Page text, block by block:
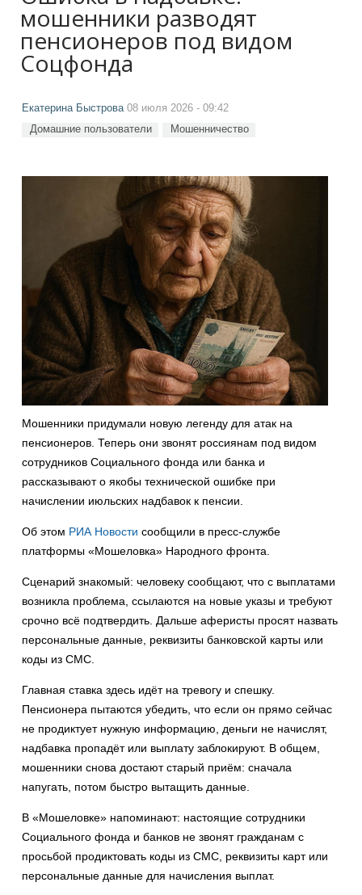
мошенники разводят
пенсионеров под видом
Соцфонда
Екатерина Быстрова08 июля 2026 - 09:42
Домашние пользователи Мошенничество
Мошенники придумали новую легенду для атак на
пенсионеров. Теперь они звонят россиянам под видом
сотрудников Социального фонда или банка и
рассказывают о якобы технической ошибке при
начислении июльских надбавок к пенсии.
Об этом РИА Новости сообщили в пресс-службе
платформы «Мошеловка» Народного фронта.
Сценарий знакомый: человеку сообщают, что с выплатами
возникла проблема, ссылаются на новые указы и требуют
срочно всё подтвердить. Дальше аферисты просят назвать
персональные данные, реквизиты банковской карты или
коды из СМС.
Главная ставка здесь идёт на тревогу и спешку.
Пенсионера пытаются убедить, что если он прямо сейчас
не продиктует нужную информацию, деньги не начислят,
надбавка пропадёт или выплату заблокируют. В общем,
мошенники снова достают старый приём: сначала
напугать, потом быстро вытащить данные.
В «Мошеловке» напоминают: настоящие сотрудники
Социального фонда и банков не звонят гражданам с
просьбой продиктовать коды из СМС, реквизиты карт или
персональные данные для начисления выплат.